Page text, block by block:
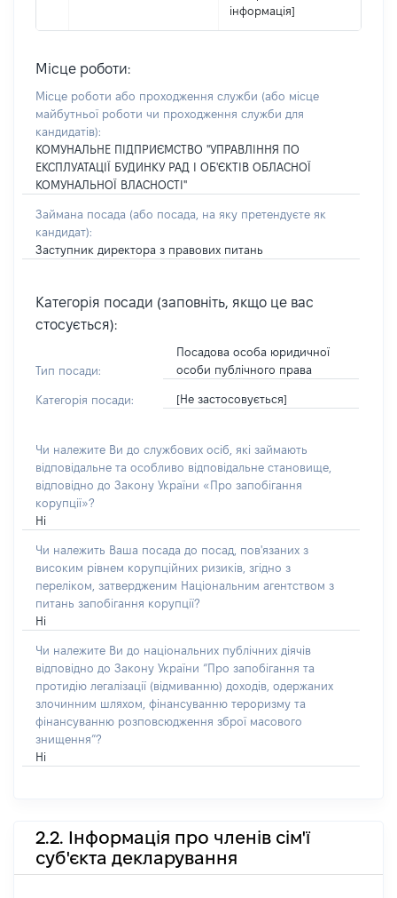
інформація]
Місце роботи:
Місце роботи або проходження служби (або місце
майбутньої роботи чи проходження служби для
кандидатів):
КОМУНАЛЬНЕ ПІДПРИЄМСТВО "УПРАВЛІННЯ ПО
ЕКСПЛУАТАЦІЇ БУДИНКУ РАД І ОБ'ЄКТІВ ОБЛАСНОЇ
КОМУНАЛЬНОЇ ВЛАСНОСТІ"
Займана посада (або посада, на яку претендуєте як
кандидат):
Заступник директора з правових питань
Категорія посади (заповніть, якщо це вас
стосується):
Тип посади:
Посадова особа юридичної
особи публічного права
Категорія посади: [Не застосовується]
Чи належите Ви до службових осіб, які займають
відповідальне та особливо відповідальне становище,
відповідно до Закону України «Про запобігання
корупції»?
Ні
Чи належить Ваша посада до посад, пов'язаних з
високим рівнем корупційних ризиків, згідно з
переліком, затвердженим Національним агентством з
питань запобігання корупції?
Ні
Чи належите Ви до національних публічних діячів
відповідно до Закону України “Про запобігання та
протидію легалізації (відмиванню) доходів, одержаних
злочинним шляхом, фінансуванню тероризму та
фінансуванню розповсюдження зброї масового
знищення”?
Ні
2.2. Інформація про членів сім'ї
суб'єкта декларування